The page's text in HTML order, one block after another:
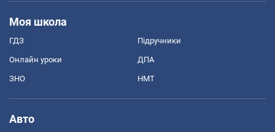
Моя школа
ГДЗ Підручники
Онлайн уроки ДПА
ЗНО НМТ
Авто